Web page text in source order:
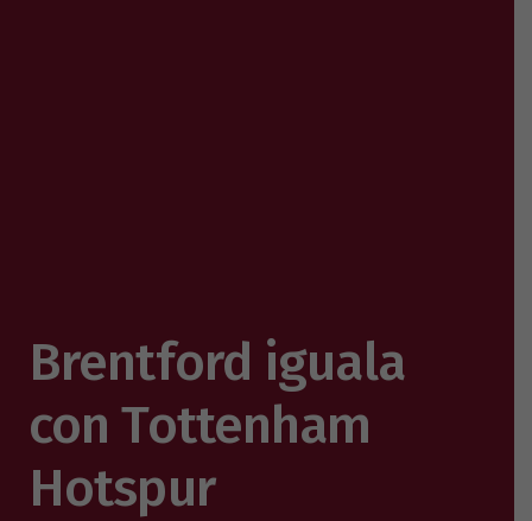
Brentford iguala
con Tottenham
Hotspur